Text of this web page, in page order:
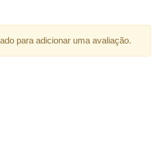
para adicionar uma avaliação.